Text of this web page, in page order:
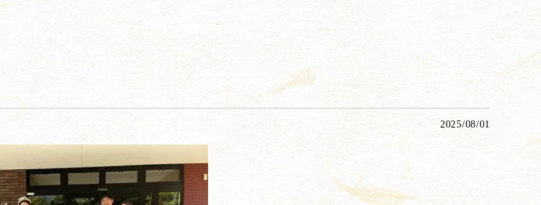
2025/08/01